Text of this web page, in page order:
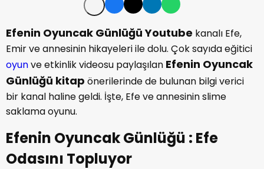
Efenin Oyuncak Günlüğü Youtube kanalı Efe,
Emir ve annesinin hikayeleri ile dolu. Çok sayıda eğitici
oyunve etkinlik videosu paylaşılan Efenin Oyuncak
Günlüğü kitap önerilerinde de bulunan bilgi verici
bir kanal haline geldi. İşte, Efe ve annesinin slime
saklama oyunu.
Efenin Oyuncak Günlüğü : Efe
Odasını Topluyor